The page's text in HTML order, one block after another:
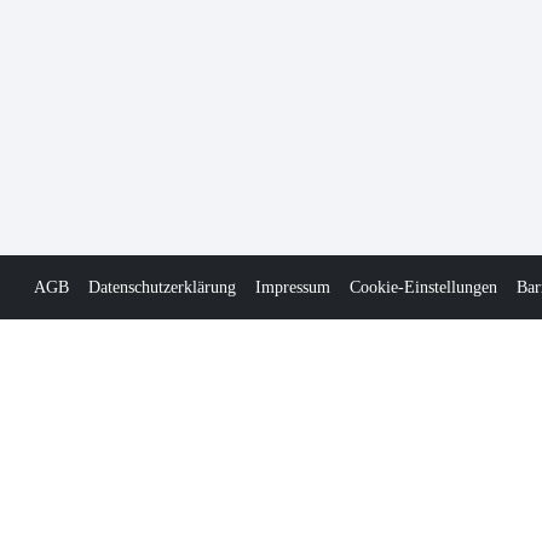
AGB Datenschutzerklärung Impressum Cookie-Einstellungen